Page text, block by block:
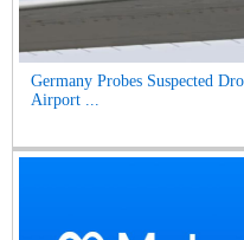
Germany Probes Suspected
Airport ...